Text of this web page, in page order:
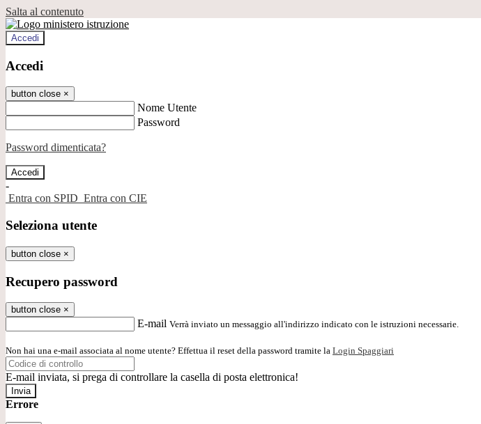
Salta al contenuto
Accedi
Accedi
button close ×
Nome Utente
Password
Password dimenticata?
-
Entra con SPID Entra con CIE
Seleziona utente
button close ×
Recupero password
button close ×
E-mail Verrà inviato un messaggio all'indirizzo indicato con le istruzioni necessarie.
Non hai una e-mail associata al nome utente? Effettua il reset della password tramite la Login Spaggiari
E-mail inviata, si prega di controllare la casella di posta elettronica!
Errore